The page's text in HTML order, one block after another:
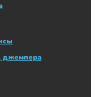
джемпера